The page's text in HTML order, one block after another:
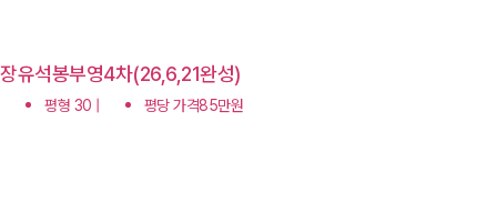
장유석봉부영4차(26,6,21완성)
평형 30 | 평당 가격85만원